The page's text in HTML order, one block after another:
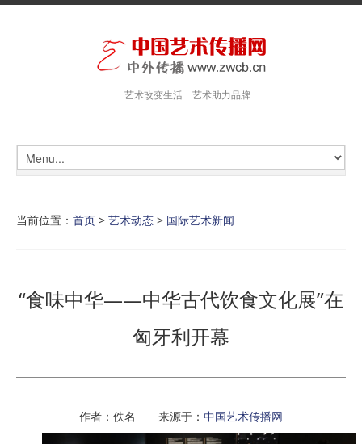
艺术改变生活 艺术助力品牌
当前位置： 首页 > 艺术动态 > 国际艺术新闻
“食味中华——中华古代饮食文化展”在
匈牙利开幕
作者：佚名 来源于： 中国艺术传播网